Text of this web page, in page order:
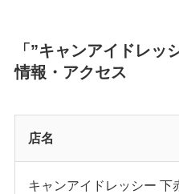
「”キャンアイドレッ
情報・アクセス
店名
キャンアイドレッシー 下